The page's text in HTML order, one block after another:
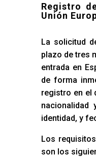
Registro
Unión
La solicitud
plazo de tres
entrada en
de forma
registro en el
nacionalidad
identidad, y
Los
son los